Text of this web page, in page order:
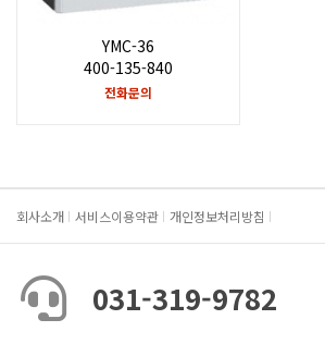
YMC-36
400-135-840
전화문의
회사소개 서비스이용약관 개인정보처리방침
031-319-9782